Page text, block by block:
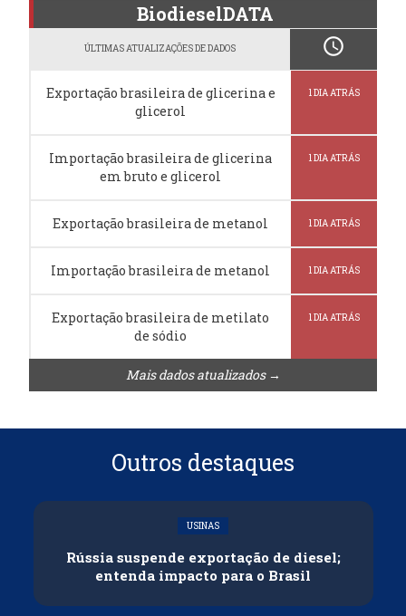
BiodieselDATA
ÚLTIMAS ATUALIZAÇÕES DE DADOS schedule
Exportação brasileira de glicerina e
glicerol
1 DIA ATRÁS
Importação brasileira de glicerina
em bruto e glicerol
1 DIA ATRÁS
Exportação brasileira de metanol 1 DIA ATRÁS
Importação brasileira de metanol 1 DIA ATRÁS
Exportação brasileira de metilato
de sódio
1 DIA ATRÁS
Mais dados atualizados →
Outros destaques
USINAS
Rússia suspende exportação de diesel;
entenda impacto para o Brasil